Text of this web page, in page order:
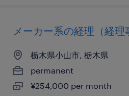
メーカー系の経理（経
栃木県小山市, 栃木県
permanent
¥254,000 per month